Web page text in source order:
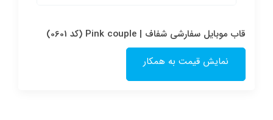
قاب موبایل سفارشی شفاف | Pink couple (کد 0601)
نمایش قیمت به همکار